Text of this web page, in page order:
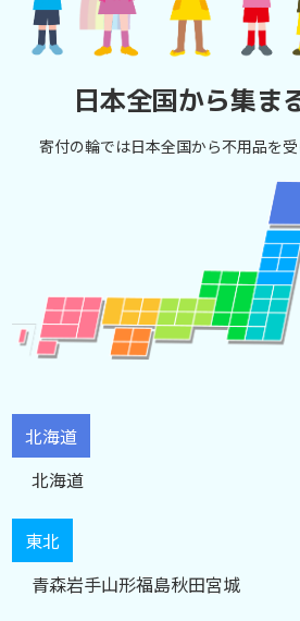
日本全国から集ま
寄付の輪では日本全国から不用品を受
北海道
北海道
東北
青森岩手山形福島秋田宮城